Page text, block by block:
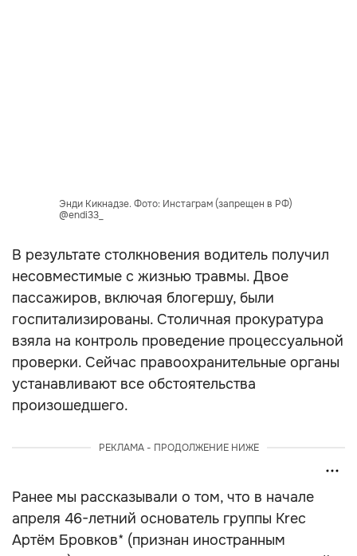
Энди Кикнадзе. Фото: Инстаграм (запрещен в РФ)
@endi33_
В результате столкновения водитель получил
несовместимые с жизнью травмы. Двое
пассажиров, включая блогершу, были
госпитализированы. Столичная прокуратура
взяла на контроль проведение процессуальной
проверки. Сейчас правоохранительные органы
устанавливают все обстоятельства
произошедшего.
РЕКЛАМА - ПРОДОЛЖЕНИЕ НИЖЕ
Ранее мы рассказывали о том, что в начале
апреля 46-летний основатель группы Krec
Артём Бровков* (признан иностранным